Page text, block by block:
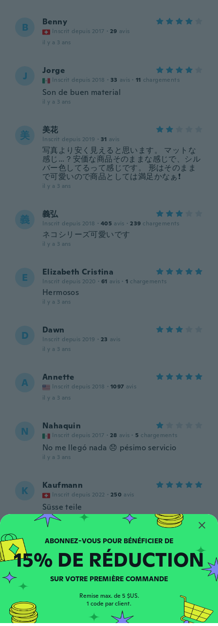
B Benny
Inscrit depuis 2017 · 29 avis
il y a 3 ans
J Jorge
Inscrit depuis 2018 · 33 avis · 11 chargements
Son de buen material
il y a 3 ans
美 美花
Inscrit depuis 2019 · 31 avis
写真より安く見えると思います。 マットな
感じ…？安価な商品そのままな感じで、シル
バー色してるって感じです。 形はそのまま
で可愛いので商品としては満足かなぁ❗
il y a 3 ans
義 義弘
Inscrit depuis 2018 · 405 avis · 239 chargements
ネコシリーズ可愛いです
il y a 3 ans
E Elizabeth Cristina
Inscrit depuis 2020 · 61 avis · 1 chargements
Hermosos
il y a 3 ans
D Dawn
Inscrit depuis 2019 · 23 avis
il y a 3 ans
A Annette
Inscrit depuis 2018 · 1097 avis
il y a 3 ans
N Nahaquin
Inscrit depuis 2017 · 28 avis · 5 chargements
No me llegó nada 😞 pésimo servicio
il y a 3 ans
K Kaufmann
Inscrit depuis 2022 · 250 avis
Süsse teile
il y a 4 ans
真 真一
Inscrit depuis 2020 · 191 avis · 1 chargements
il y a 4 ans
Inscrit depuis 2018 · 2 avis
15% DE RÉDUCTION
SUR VOTRE PREMIÈRE COMMANDE
Remise max. de 5 $US.
1 code par client.